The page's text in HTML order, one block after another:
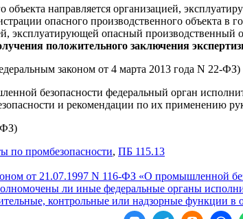
объекта направляется организацией,
опасного производственного объекта в
эксплуатирующей опасный
положительного заключения
законом от 4 марта 2013 года N 22-ФЗ)
безопасности федеральный орган
и рекомендации по их применению
ФЗ)
по промбезопасности, ПБ 115.13
от 21.07.1997 N 116-ФЗ «О промышленной
ли иные федеральные органы
контрольные или надзорные функции в